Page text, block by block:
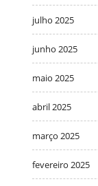
julho 2025
junho 2025
maio 2025
abril 2025
março 2025
fevereiro 2025